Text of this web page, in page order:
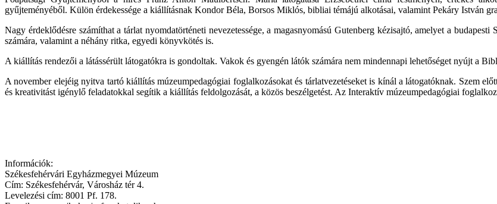
gyűjteményéből. Külön érdekessége a kiállításnak Kondor Béla, Borsos Miklós, bibliai témájú alkotásai, valamint Pekáry István
Nagy érdeklődésre számíthat a tárlat nyomdatörténeti nevezetessége, a magasnyomású Gutenberg kézisajtó, amelyet a
számára, valamint a néhány ritka, egyedi könyvkötés is.
A kiállítás rendezői a látássérült látogatókra is gondoltak. Vakok és gyengén látók számára nem mindennapi lehetőséget nyújt a
A november elejéig nyitva tartó kiállítás múzeumpedagógiai foglalkozásokat és tárlatvezetéseket is kínál a látogatóknak. Szem
és kreativitást igénylő feladatokkal segítik a kiállítás feldolgozását, a közös beszélgetést. Az Interaktív múzeumpedagógiai
Információk:
Székesfehérvári Egyházmegyei Múzeum
Cím: Székesfehérvár, Városház tér 4.
Levelezési cím: 8001 Pf. 178.